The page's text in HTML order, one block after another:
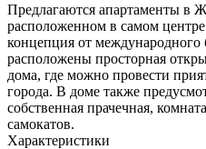
Предлагаются апартаменты в
расположенном в самом
концепция от
расположены просторная
дома, где можно провести
города. В доме также
собственная прачечная,
самокатов.
Характеристики